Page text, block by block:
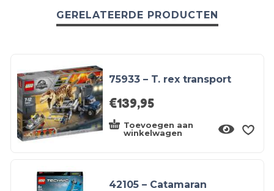
GERELATEERDE PRODUCTEN
75933 – T. rex transport
€139,95
Toevoegen aan
winkelwagen
42105 – Catamaran